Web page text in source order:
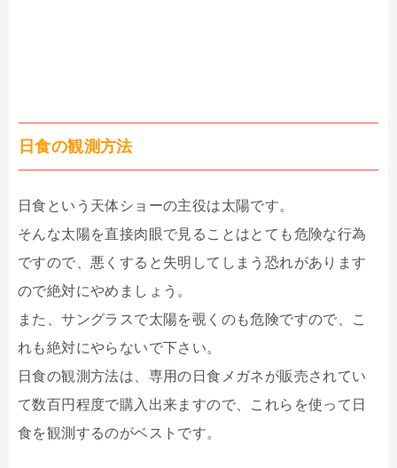
日食の観測方法
日食という天体ショーの主役は太陽です。
そんな太陽を直接肉眼で見ることはとても危険な行為
ですので、悪くすると失明してしまう恐れがあります
ので絶対にやめましょう。
また、サングラスで太陽を覗くのも危険ですので、こ
れも絶対にやらないで下さい。
日食の観測方法は、専用の日食メガネが販売されてい
て数百円程度で購入出来ますので、これらを使って日
食を観測するのがベストです。